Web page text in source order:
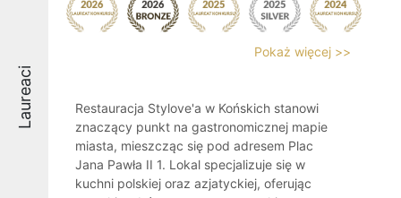
Laureaci
Pokaż więcej >>
Restauracja Stylove'a w Końskich stanowi
znaczący punkt na gastronomicznej mapie
miasta, mieszcząc się pod adresem Plac
Jana Pawła II 1. Lokal specjalizuje się w
kuchni polskiej oraz azjatyckiej, oferując